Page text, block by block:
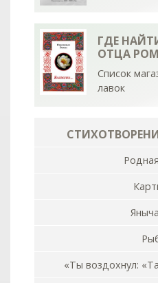
ГДЕ
ОТЦА
Список
лавок
«Ты воздохнул: